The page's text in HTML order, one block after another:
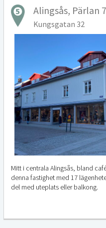
Alingsås, Pärlan 7
Kungsgatan 32
Mitt i centrala Alingsås, bland
denna fastighet med 17
del med uteplats eller balkong.